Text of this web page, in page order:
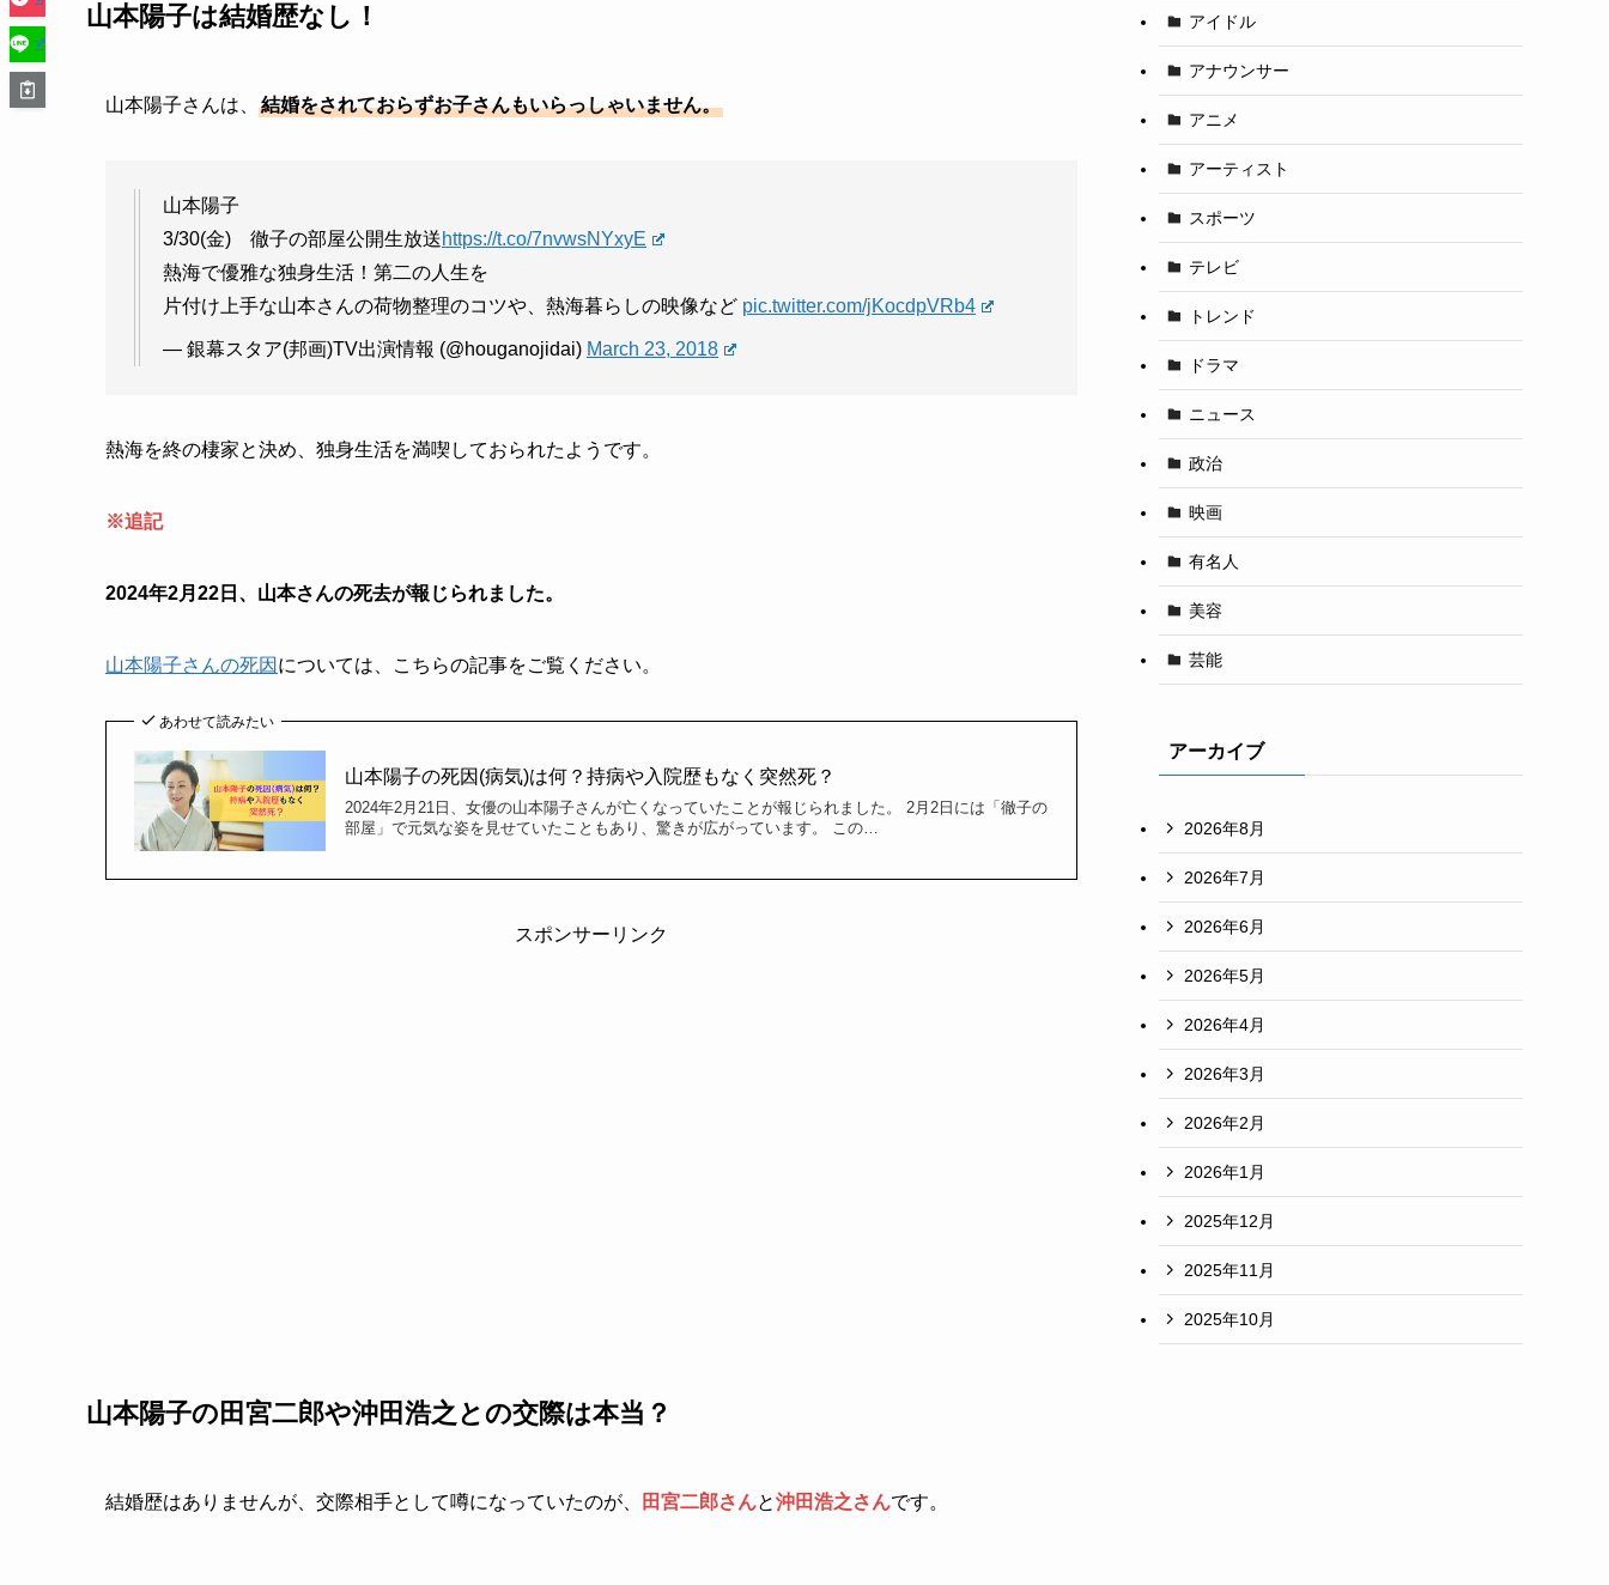
山本陽子は結婚歴なし！
山本陽子さんは、 結婚をされておらずお子さんもいらっしゃいません。
山本陽子
3/30(金) 徹子の部屋公開生放送https://t.co/7nvwsNYxyE
熱海で優雅な独身生活！第二の人生を
片付け上手な山本さんの荷物整理のコツや、熱海暮らしの映像など pic.twitter.com/jKocdpVRb4
— 銀幕スタア(邦画)TV出演情報 (@houganojidai) March 23, 2018
熱海を終の棲家と決め、独身生活を満喫しておられたようです。
※追記
2024年2月22日、山本さんの死去が報じられました。
山本陽子さんの死因 については、こちらの記事をご覧ください。
あわせて読みたい
山本陽子の死因(病気)は何？持病や入院歴もなく突然死？
2024年2月21日、女優の山本陽子さんが亡くなっていたことが報じられました。 2月2日には「徹子の
部屋」で元気な姿を見せていたこともあり、驚きが広がっています。 この…
スポンサーリンク
山本陽子の田宮二郎や沖田浩之との交際は本当？
結婚歴はありませんが、交際相手として噂になっていたのが、 田宮二郎さんと沖田浩之さんです。
アイドル
アナウンサー
アニメ
アーティスト
スポーツ
テレビ
トレンド
ドラマ
ニュース
政治
映画
有名人
美容
芸能
アーカイブ
2026年8月
2026年7月
2026年6月
2026年5月
2026年4月
2026年3月
2026年2月
2026年1月
2025年12月
2025年11月
2025年10月